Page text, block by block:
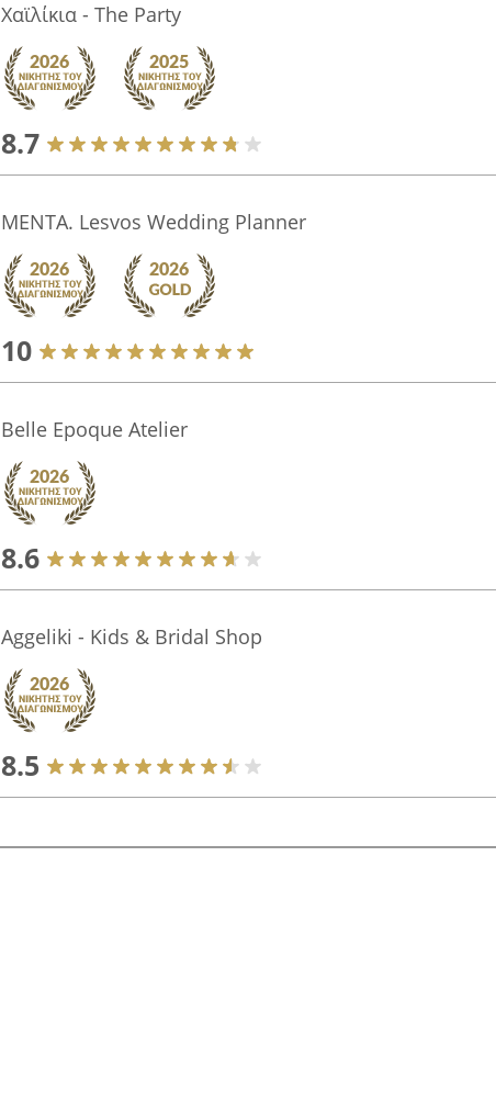
Χαϊλίκια - Τhe Party
8.7
MENTA. Lesvos Wedding Planner
10
Belle Epoque Atelier
8.6
Aggeliki - Kids & Bridal Shop
8.5